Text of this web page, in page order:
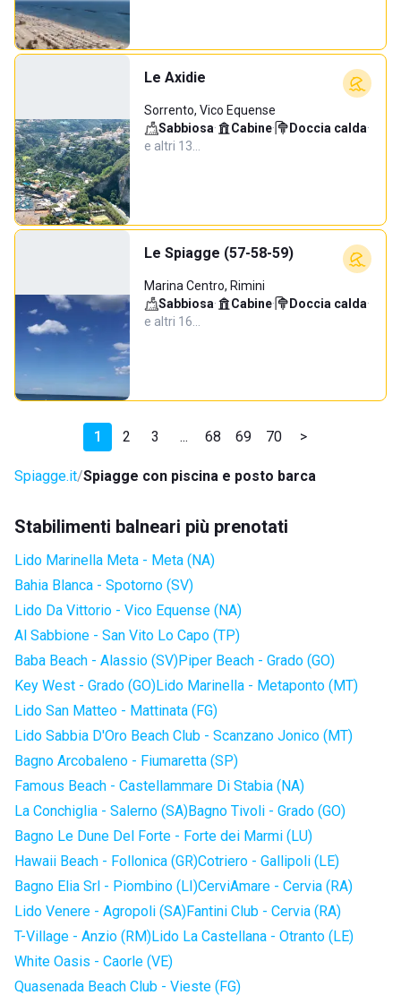
Le Axidie
Sorrento, Vico Equense
Sabbiosa· Cabine· Doccia calda·
e altri 13…
Le Spiagge (57-58-59)
Marina Centro, Rimini
Sabbiosa· Cabine· Doccia calda·
e altri 16…
1 2 3 ... 68 69 70 >
Spiagge.it Spiagge con piscina e posto barca
Stabilimenti balneari più prenotati
Lido Marinella Meta - Meta (NA)
Bahia Blanca - Spotorno (SV)
Lido Da Vittorio - Vico Equense (NA)
Al Sabbione - San Vito Lo Capo (TP)
Baba Beach - Alassio (SV)Piper Beach - Grado (GO)
Key West - Grado (GO)Lido Marinella - Metaponto (MT)
Lido San Matteo - Mattinata (FG)
Lido Sabbia D'Oro Beach Club - Scanzano Jonico (MT)
Bagno Arcobaleno - Fiumaretta (SP)
Famous Beach - Castellammare Di Stabia (NA)
La Conchiglia - Salerno (SA)Bagno Tivoli - Grado (GO)
Bagno Le Dune Del Forte - Forte dei Marmi (LU)
Hawaii Beach - Follonica (GR)Cotriero - Gallipoli (LE)
Bagno Elia Srl - Piombino (LI)CerviAmare - Cervia (RA)
Lido Venere - Agropoli (SA)Fantini Club - Cervia (RA)
T-Village - Anzio (RM)Lido La Castellana - Otranto (LE)
White Oasis - Caorle (VE)
Quasenada Beach Club - Vieste (FG)